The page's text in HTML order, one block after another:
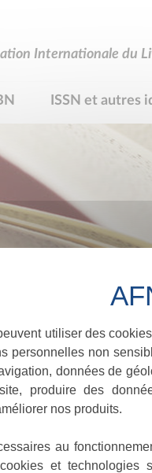
Internationale du
ISSN et autres
utiliser des
personnelles non
données de
produire des
nos produits.
au
et technologies